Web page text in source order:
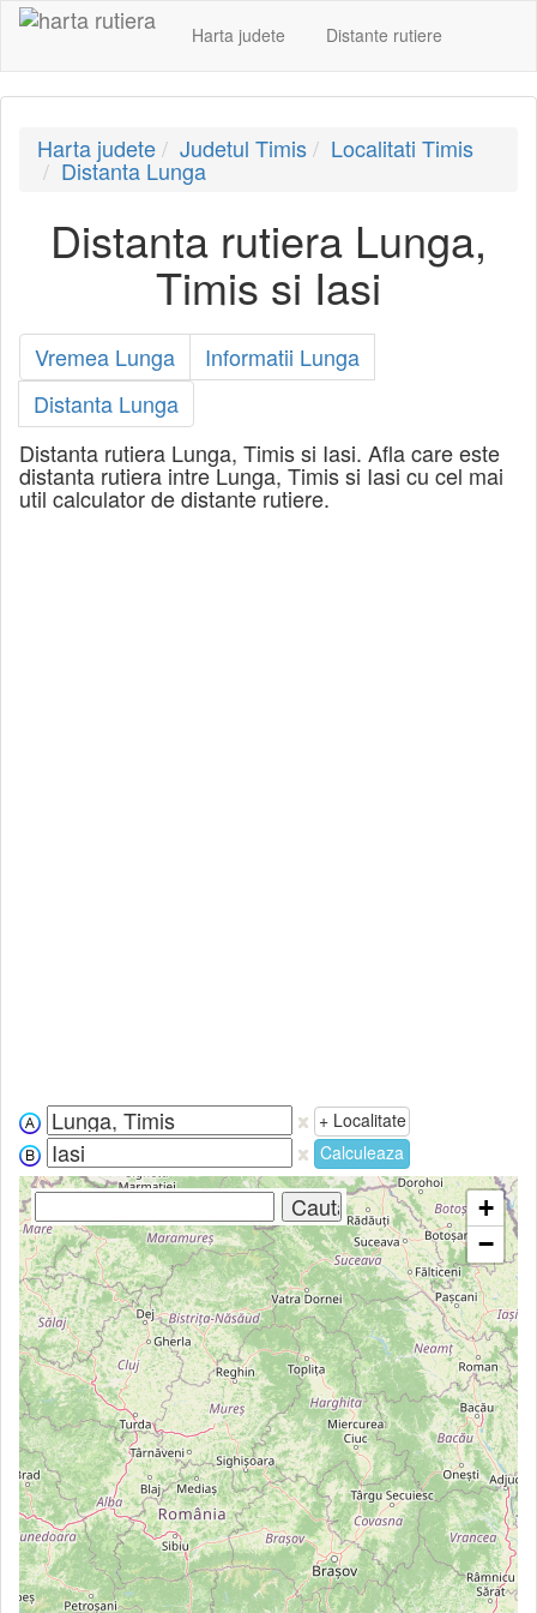
Harta judete Distante rutiere
Harta judete Judetul Timis Localitati Timis
Distanta Lunga
Distanta rutiera Lunga,
Timis si Iasi
Vremea Lunga
Informatii Lunga
Distanta Lunga
Distanta rutiera Lunga, Timis si Iasi. Afla care este
distanta rutiera intre Lunga, Timis si Iasi cu cel mai
util calculator de distante rutiere.
+ Localitate
Calculeaza
+
−